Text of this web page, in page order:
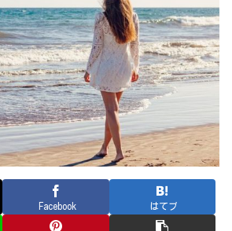
Facebook はてブ